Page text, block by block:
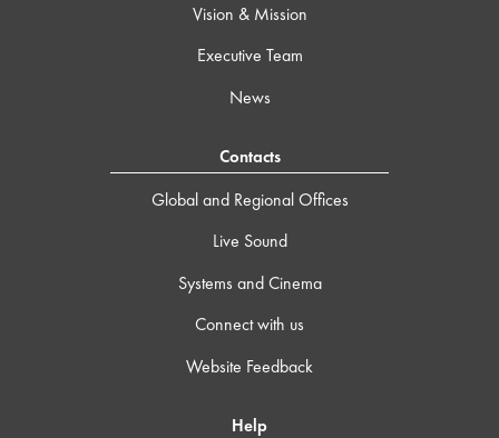
Vision & Mission
Executive Team
News
Contacts
Global and Regional Offices
Live Sound
Systems and Cinema
Connect with us
Website Feedback
Help